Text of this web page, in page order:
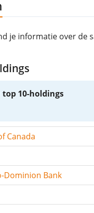
je informatie over de
top 10-holdings
Canada
Dominion Bank